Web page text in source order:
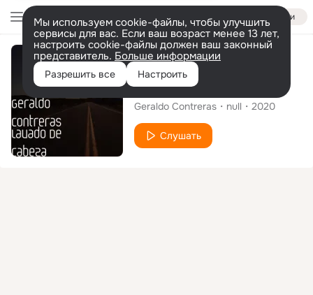
Войти
Мы используем cookie-файлы, чтобы улучшить
сервисы для вас. Если ваш возраст менее 13 лет,
настроить cookie-файлы должен ваш законный
представитель. Больше информации
Разрешить все Настроить
Сингл
Lavado De Cabeza
Geraldo Contreras null 2020
Слушать